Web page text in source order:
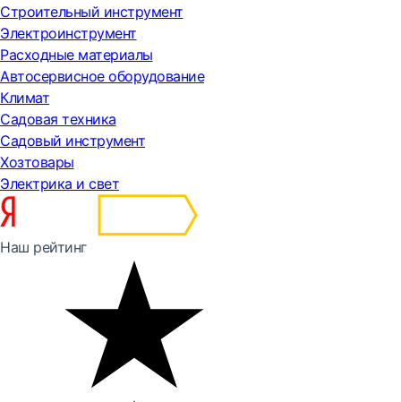
Строительный инструмент
Электроинструмент
Расходные материалы
Автосервисное оборудование
Климат
Садовая техника
Садовый инструмент
Хозтовары
Электрика и свет
Наш рейтинг